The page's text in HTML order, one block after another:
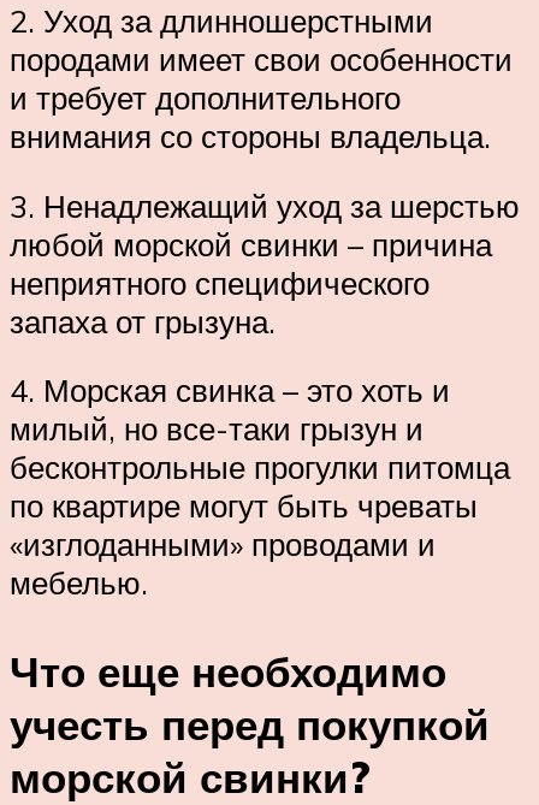
2. Уход за длинношерстными
породами имеет свои особенности
и требует дополнительного
внимания со стороны владельца.
3. Ненадлежащий уход за шерстью
любой морской свинки – причина
неприятного специфического
запаха от грызуна.
4. Морская свинка – это хоть и
милый, но все-таки грызун и
бесконтрольные прогулки питомца
по квартире могут быть чреваты
«изглоданными» проводами и
мебелью.
Что еще необходимо
учесть перед покупкой
морской свинки?